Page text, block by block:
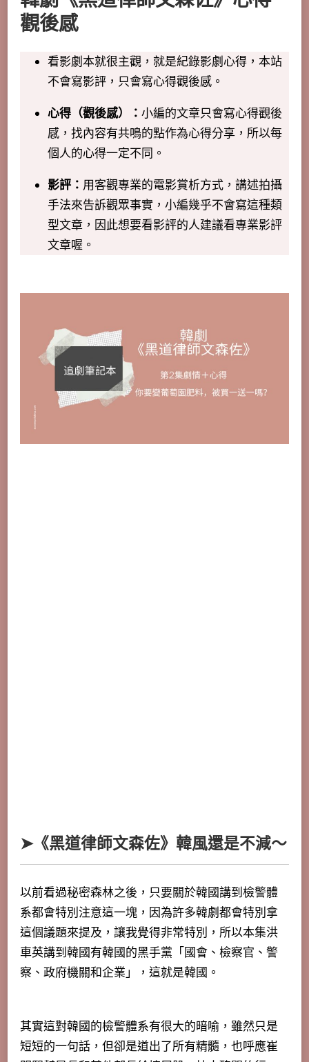
觀後感
看影劇本就很主觀，就是紀錄影劇心得，本站
不會寫影評，只會寫心得觀後感。
心得（觀後感）： 小編的文章只會寫心得觀後
感，找內容有共鳴的點作為心得分享，所以每
個人的心得一定不同。
影評： 用客觀專業的電影賞析方式，講述拍攝
手法來告訴觀眾事實，小編幾乎不會寫這種類
型文章，因此想要看影評的人建議看專業影評
文章喔。
➤《黑道律師文森佐》韓風還是不減～
以前看過秘密森林之後，只要關於韓國講到檢警體
系都會特別注意這一塊，因為許多韓劇都會特別拿
這個議題來提及，讓我覺得非常特別，所以本集洪
車英講到韓國有韓國的黑手黨「國會、檢察官、警
察、政府機關和企業」，這就是韓國。
其實這對韓國的檢警體系有很大的暗喻，雖然只是
短短的一句話，但卻是道出了所有精髓，也呼應崔